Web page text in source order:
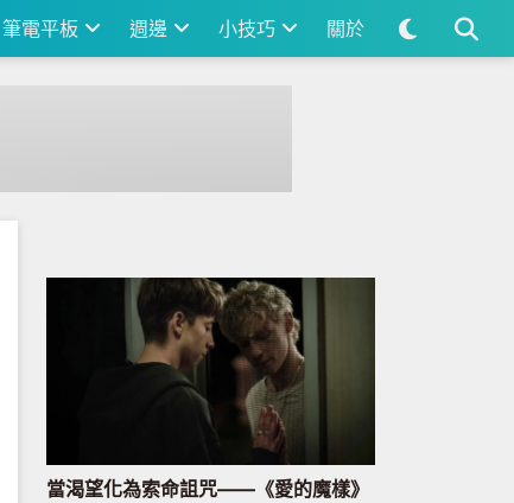
筆電平板 週邊 小技巧 關於
當渴望化為索命詛咒——《愛的魔樣》